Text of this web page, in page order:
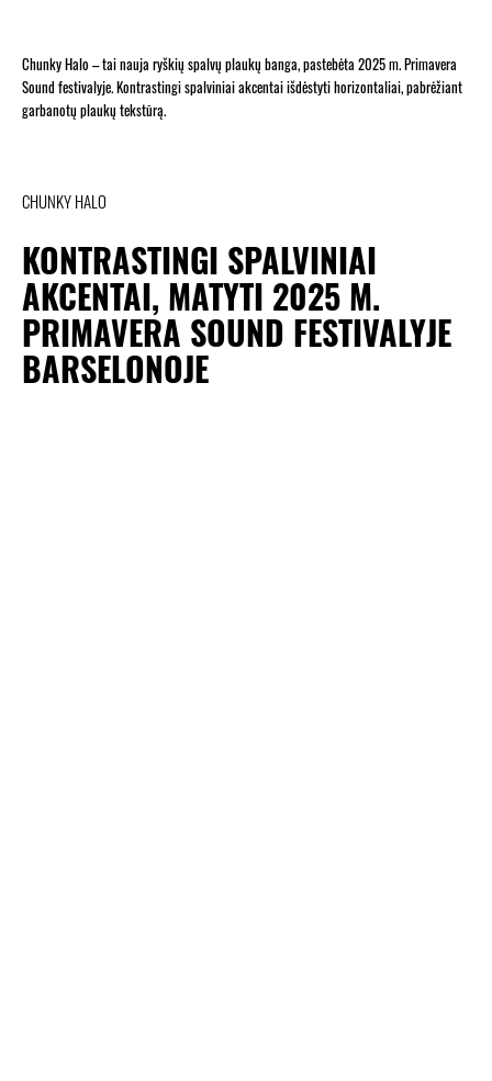
Chunky Halo – tai nauja ryškių spalvų plaukų banga, pastebėta 2025 m. Primavera
Sound festivalyje. Kontrastingi spalviniai akcentai išdėstyti horizontaliai, pabrėžiant
garbanotų plaukų tekstūrą.
CHUNKY HALO
KONTRASTINGI SPALVINIAI
AKCENTAI, MATYTI 2025 M.
PRIMAVERA SOUND FESTIVALYJE
BARSELONOJE